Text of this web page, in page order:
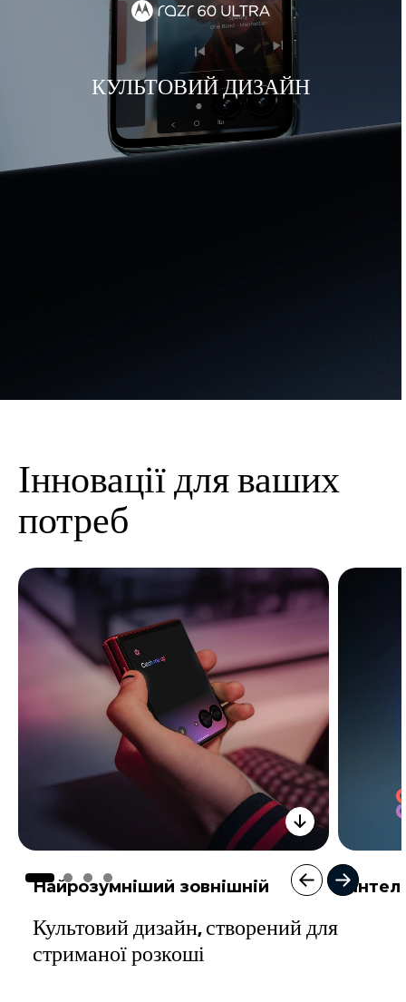
КУЛЬТОВИЙ ДИЗАЙН
Інновації для ваших
потреб
Найрозумніший зовнішній
of
4
Культовий дизайн, створений для
стриманої розкоші